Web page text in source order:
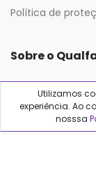
Política de
Sobre o
Quem somos
Blog
Utilizamos
experiência. Ao
nosssa